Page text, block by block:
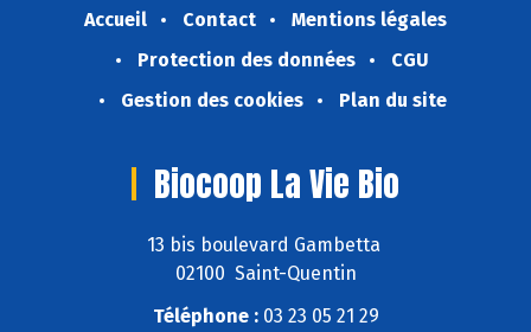
Accueil Contact
Mentions légales
Protection des données
CGU
Gestion des cookies
Plan du site
Biocoop La Vie Bio
13 bis boulevard Gambetta
02100 Saint-Quentin
Téléphone :03 23 05 21 29